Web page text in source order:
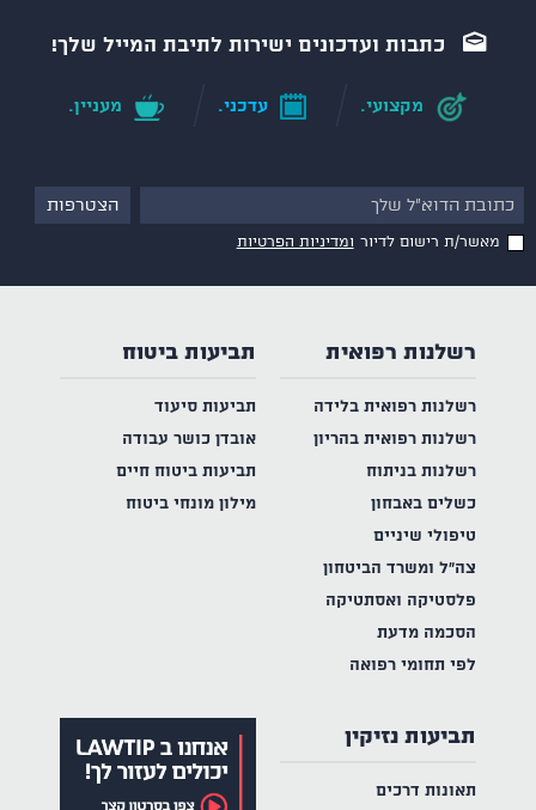
כתבות ועדכונים ישירות לתיבת המייל שלך!
מקצועי. עדכני. מעניין.
מאשר/ת רישום לדיור ומדיניות הפרטיות
רשלנות רפואית
רשלנות רפואית בלידה
רשלנות רפואית בהריון
רשלנות בניתוח
כשלים באבחון
טיפולי שיניים
צה"ל ומשרד הביטחון
פלסטיקה ואסתטיקה
הסכמה מדעת
לפי תחומי רפואה
תביעות ביטוח
תביעות סיעוד
אובדן כושר עבודה
תביעות ביטוח חיים
מילון מונחי ביטוח
תביעות נזיקין
תאונות דרכים